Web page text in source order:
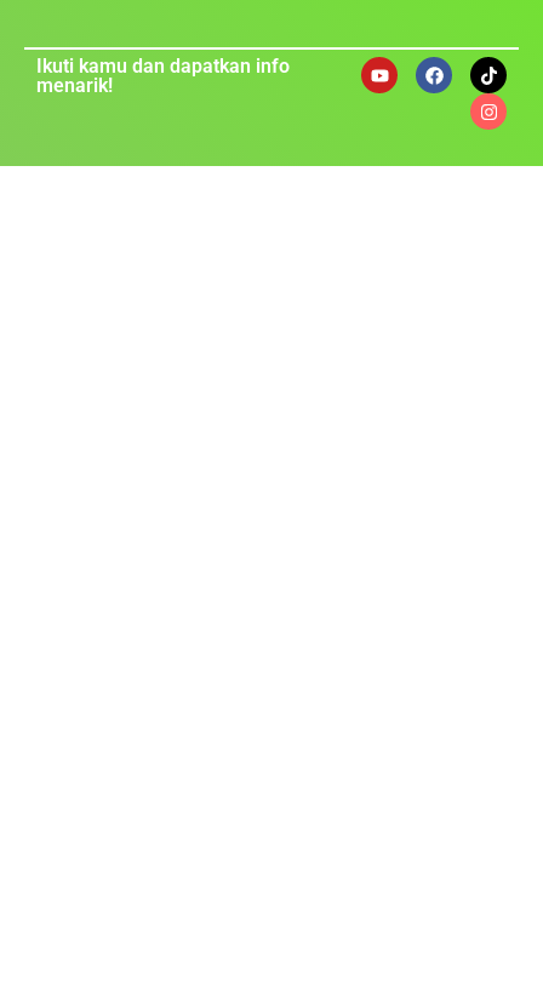
Ikuti kamu dan dapatkan info
menarik!